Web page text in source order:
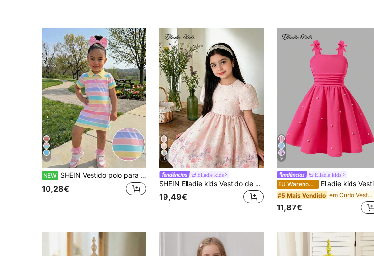
4
NEW SHEIN Vestido polo para menina com riscas, blocos de cor, botões e meia-abertura frontal, vestido de regresso às aulas, vestido para uso diário, verão e outono
10,28€
4
Elladie kids
SHEIN Elladie kids Vestido de Verão Elegante Plissado para Rapariga Jovem com Decote Redondo e Mangas Bufantes
19,49€
9
Elladie kids
EU Warehouse Elladie kids Vestido midi fofo sem mangas com babados e laços para meninas, vermelho, elegante para festa, verão
#5 Mais Vendido em Curto Vestidos para meninas
11,87€